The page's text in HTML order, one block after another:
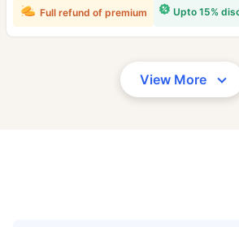
Upto 15%
Full refund of premium
View More